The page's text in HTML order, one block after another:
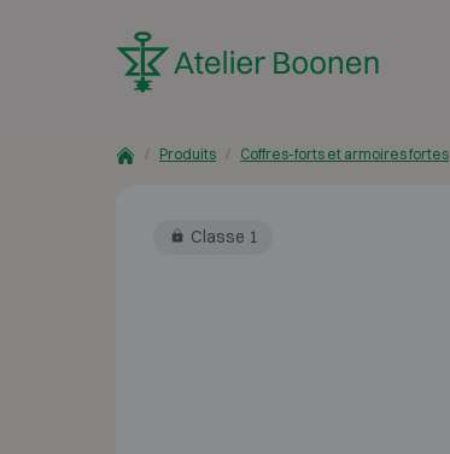
Produits Coffres-forts et armoires fortes
Classe 1